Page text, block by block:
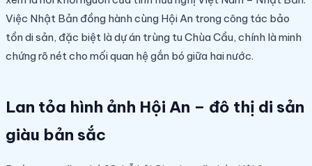
Việc Nhật Bản đồng hành cùng Hội An trong công tác bảo
tồn di sản, đặc biệt là dự án trùng tu Chùa Cầu, chính là minh
chứng rõ nét cho mối quan hệ gắn bó giữa hai nước.
Lan tỏa hình ảnh Hội An – đô thị di sản
giàu bản sắc